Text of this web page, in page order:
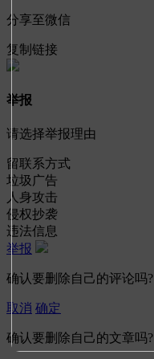
分享至微信
复制链接
举报
请选择举报理由
留联系方式
垃圾广告
人身攻击
侵权抄袭
违法信息
举报
确认要删除自己的评论吗?
取消 确定
确认要删除自己的文章吗?